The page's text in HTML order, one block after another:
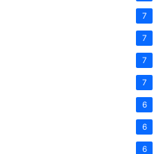
7
7
7
7
6
6
6